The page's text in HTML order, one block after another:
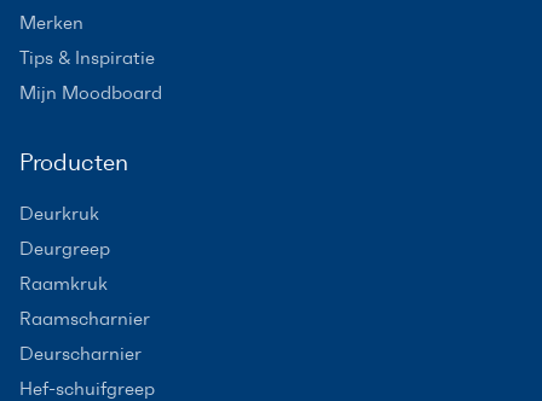
Merken
Tips & Inspiratie
Mijn Moodboard
Producten
Deurkruk
Deurgreep
Raamkruk
Raamscharnier
Deurscharnier
Hef-schuifgreep